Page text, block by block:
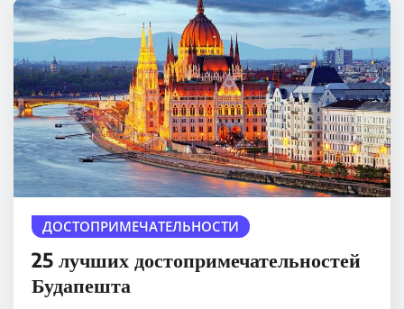
ДОСТОПРИМЕЧАТЕЛЬНОСТИ
25 лучших достопримечательностей
Будапешта